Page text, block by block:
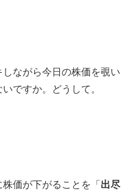
ながら今日の株価を覗い
ですか。どうして。
価が下がることを「 出尽